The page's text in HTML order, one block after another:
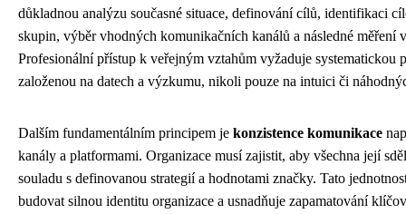
důkladnou analýzu současné situace, definování cílů, identifikaci
skupin, výběr vhodných komunikačních kanálů a následné měření
Profesionální přístup k veřejným vztahům vyžaduje systematickou
založenou na datech a výzkumu, nikoli pouze na intuici či
Dalším fundamentálním principem je konzistence komunikace
kanály a platformami. Organizace musí zajistit, aby všechna její
souladu s definovanou strategií a hodnotami značky. Tato
budovat silnou identitu organizace a usnadňuje zapamatování